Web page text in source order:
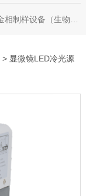
显微镜、显微成像系统、显微图像分析软件、显微镜配件等等
> 显微镜LED冷光源